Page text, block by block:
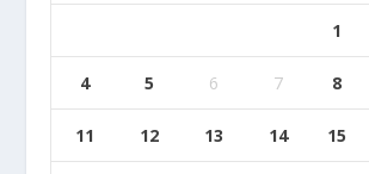
1
4 5 6 7 8
11 12 13 14 15